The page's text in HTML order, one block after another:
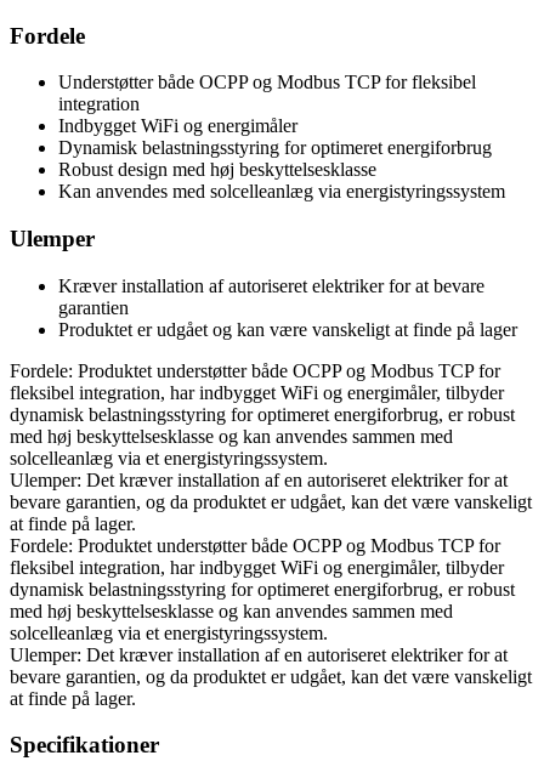
Fordele
Understøtter både OCPP og Modbus TCP for fleksibel
integration
Indbygget WiFi og energimåler
Dynamisk belastningsstyring for optimeret energiforbrug
Robust design med høj beskyttelsesklasse
Kan anvendes med solcelleanlæg via energistyringssystem
Ulemper
Kræver installation af autoriseret elektriker for at bevare
garantien
Produktet er udgået og kan være vanskeligt at finde på lager
Fordele: Produktet understøtter både OCPP og Modbus TCP for
fleksibel integration, har indbygget WiFi og energimåler, tilbyder
dynamisk belastningsstyring for optimeret energiforbrug, er robust
med høj beskyttelsesklasse og kan anvendes sammen med
solcelleanlæg via et energistyringssystem.
Ulemper: Det kræver installation af en autoriseret elektriker for at
bevare garantien, og da produktet er udgået, kan det være vanskeligt
at finde på lager.
Fordele: Produktet understøtter både OCPP og Modbus TCP for
fleksibel integration, har indbygget WiFi og energimåler, tilbyder
dynamisk belastningsstyring for optimeret energiforbrug, er robust
med høj beskyttelsesklasse og kan anvendes sammen med
solcelleanlæg via et energistyringssystem.
Ulemper: Det kræver installation af en autoriseret elektriker for at
bevare garantien, og da produktet er udgået, kan det være vanskeligt
at finde på lager.
Specifikationer